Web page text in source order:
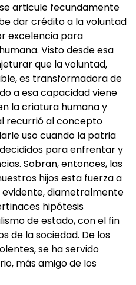
articule fecundamente
dar crédito a la voluntad
excelencia para
Visto desde esa
que la voluntad,
es transformadora de
a esa capacidad viene
la criatura humana y
recurrió al concepto
uso cuando la patria
para enfrentar y
Sobran, entonces, las
hijos esta fuerza a
diametralmente
hipótesis
de estado, con el fin
de la sociedad. De los
se ha servido
más amigo de los